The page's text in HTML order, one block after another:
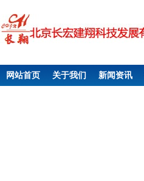
网站首页 关于我们 新闻资讯